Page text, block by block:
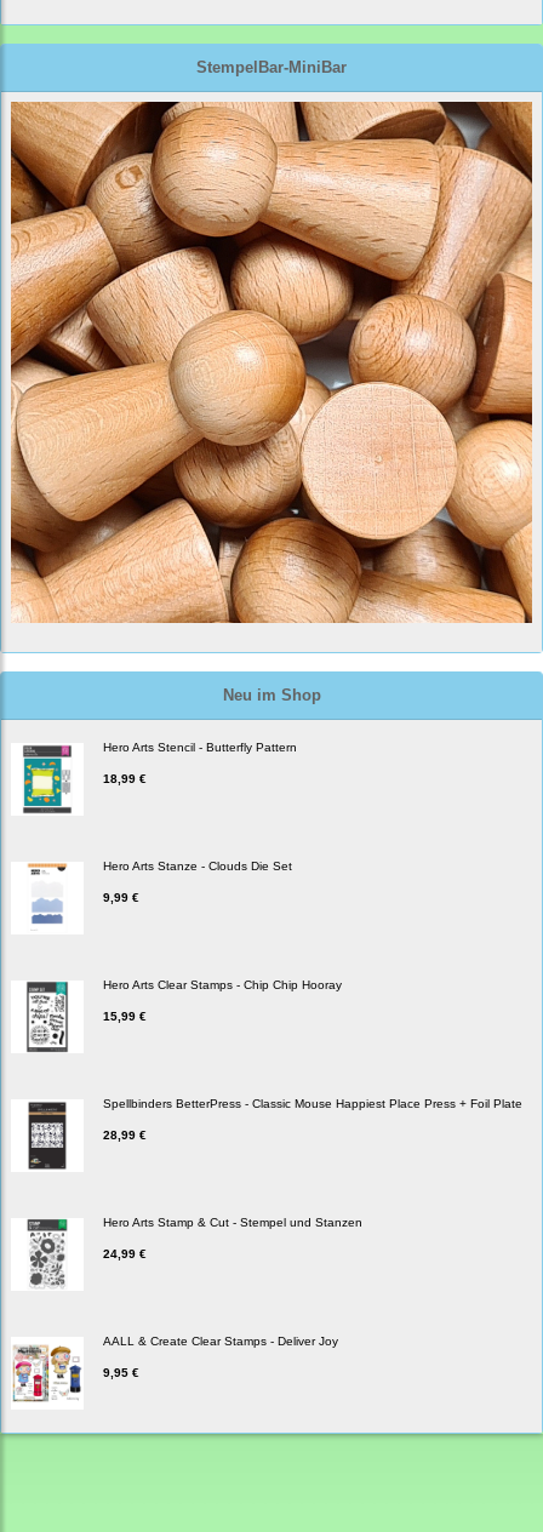
StempelBar-MiniBar
Neu im Shop
Hero Arts Stencil - Butterfly Pattern
18,99 €
Hero Arts Stanze - Clouds Die Set
9,99 €
Hero Arts Clear Stamps - Chip Chip Hooray
15,99 €
Spellbinders BetterPress - Classic Mouse Happiest Place Press + Foil Plate
28,99 €
Hero Arts Stamp & Cut - Stempel und Stanzen
24,99 €
AALL & Create Clear Stamps - Deliver Joy
9,95 €